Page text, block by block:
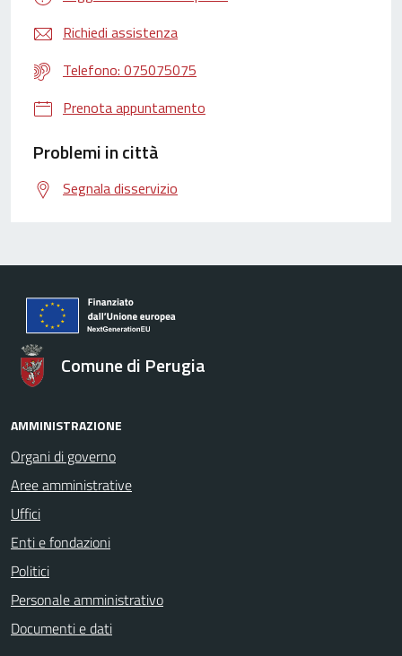
Richiedi assistenza
Telefono: 075075075
Prenota appuntamento
Problemi in città
Segnala disservizio
Comune di Perugia
AMMINISTRAZIONE
Organi di governo
Aree amministrative
Uffici
Enti e fondazioni
Politici
Personale amministrativo
Documenti e dati